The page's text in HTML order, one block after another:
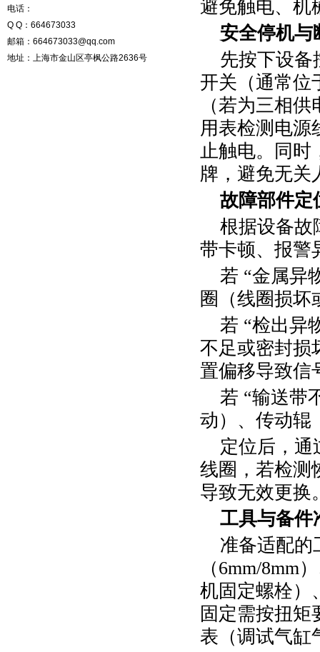
避免触电、机
安全停机与
先按下设备
开关（通常位
（若为三相
用表检测电源
止触电。同时
牌，避免无关
故障部件定
根据设备故
带卡顿、报警
若 “金属异
圈（线圈损坏
若 “检出异
不足或密封损
置偏移导致信
若 “输送带
动）、传动辊
定位后，通
线圈，若检测
导致无效更换
工具与备件
准备适配的
（6mm/8mm
机固定螺栓）
固定需按扭矩
表（调试气缸
电话：
Q Q：664673033
邮箱：664673033@qq.com
地址：上海市金山区亭枫公路2636号